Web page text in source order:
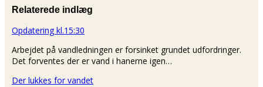
Relaterede indlæg
Opdatering kl.15:30
Arbejdet på vandledningen er forsinket grundet udfordringer.
Det forventes der er vand i hanerne igen…
Der lukkes for vandet